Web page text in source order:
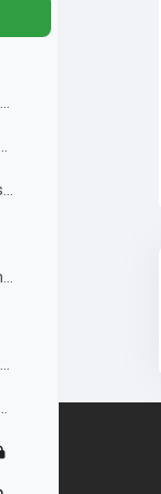
Vídeo: "Estudantes ensinam-se uns aos outros const...
curso com qualidade
Dicas criação de legenda nos vídeos
Teste online sobre competências digitais
Texto complementar para debate sobre MOOC
aprendizagem